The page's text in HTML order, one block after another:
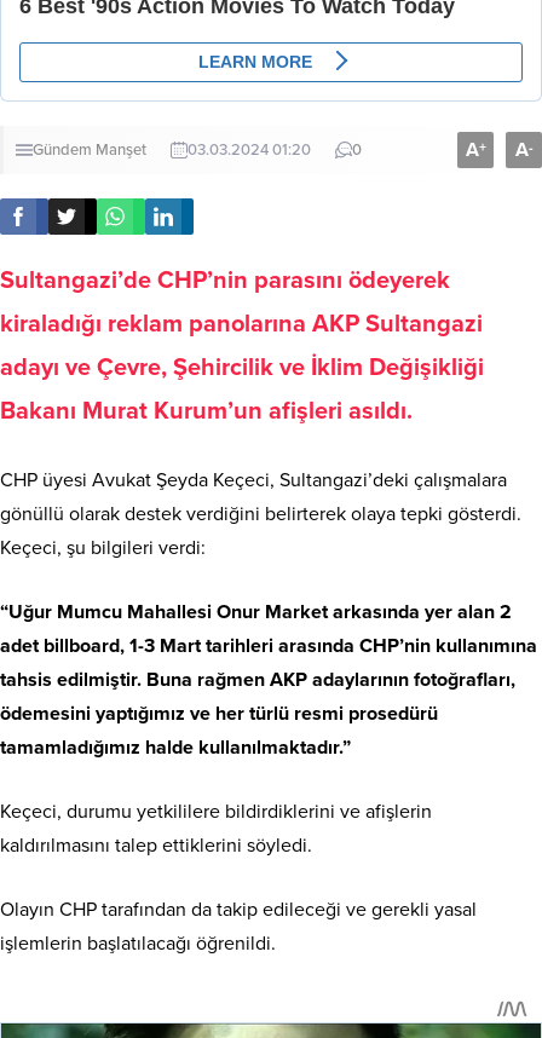
Gündem Manşet 03.03.2024 01:20 0 A+ A-
Sultangazi’de CHP’nin parasını ödeyerek
kiraladığı reklam panolarına AKP Sultangazi
adayı ve Çevre, Şehircilik ve İklim Değişikliği
Bakanı Murat Kurum’un afişleri asıldı.
CHP üyesi Avukat Şeyda Keçeci, Sultangazi’deki çalışmalara
gönüllü olarak destek verdiğini belirterek olaya tepki gösterdi.
Keçeci, şu bilgileri verdi:
“Uğur Mumcu Mahallesi Onur Market arkasında yer alan 2
adet billboard, 1-3 Mart tarihleri arasında CHP’nin kullanımına
tahsis edilmiştir. Buna rağmen AKP adaylarının fotoğrafları,
ödemesini yaptığımız ve her türlü resmi prosedürü
tamamladığımız halde kullanılmaktadır.”
Keçeci, durumu yetkililere bildirdiklerini ve afişlerin
kaldırılmasını talep ettiklerini söyledi.
Olayın CHP tarafından da takip edileceği ve gerekli yasal
işlemlerin başlatılacağı öğrenildi.